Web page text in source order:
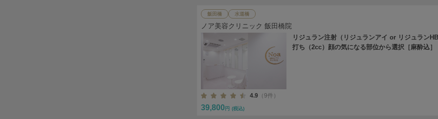
飯田橋 水道橋
ノア美容クリニック 飯田橋院
リジュラン注射（リジュランアイ or リジュラン
打ち（2cc）顔の気になる部位から選択［麻酔込］
4.9 （9件）
39,800 円 (税込)